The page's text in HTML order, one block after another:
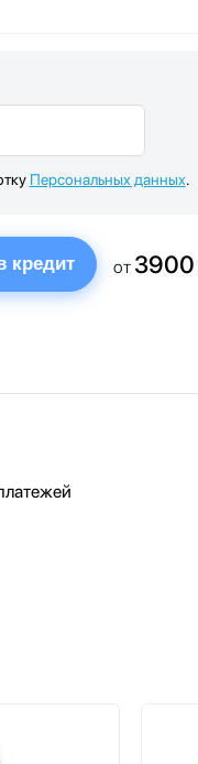
Персональных данных.
кредит от 3900